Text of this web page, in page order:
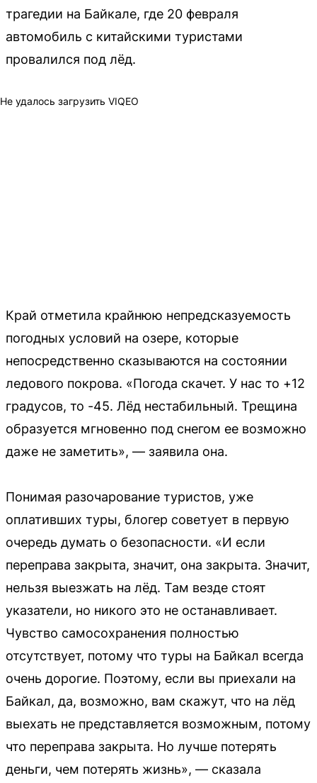
трагедии на Байкале, где 20 февраля
автомобиль с китайскими туристами
провалился под лёд.
Не удалось загрузить VIQEO
Край отметила крайнюю непредсказуемость
погодных условий на озере, которые
непосредственно сказываются на состоянии
ледового покрова. «Погода скачет. У нас то +12
градусов, то -45. Лёд нестабильный. Трещина
образуется мгновенно под снегом ее возможно
даже не заметить», — заявила она.
Понимая разочарование туристов, уже
оплативших туры, блогер советует в первую
очередь думать о безопасности. «И если
переправа закрыта, значит, она закрыта. Значит,
нельзя выезжать на лёд. Там везде стоят
указатели, но никого это не останавливает.
Чувство самосохранения полностью
отсутствует, потому что туры на Байкал всегда
очень дорогие. Поэтому, если вы приехали на
Байкал, да, возможно, вам скажут, что на лёд
выехать не представляется возможным, потому
что переправа закрыта. Но лучше потерять
деньги, чем потерять жизнь», — сказала